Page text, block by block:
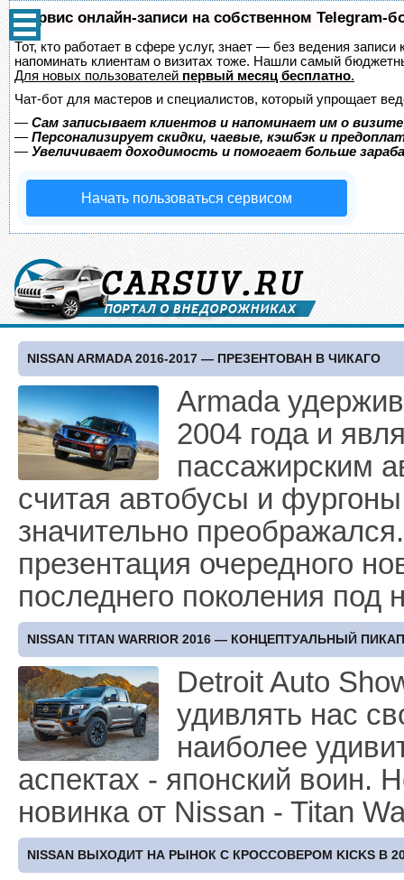
Сервис онлайн-записи на собственном Telegram-
Тот, кто работает в сфере услуг, знает — без ведения
напоминать клиентам о визитах тоже. Нашли самый
Для новых пользователей первый месяц бесплатно.
Чат-бот для мастеров и специалистов, который упрощает
— Сам записывает клиентов и напоминает им о
— Персонализирует скидки, чаевые, кэшбэк и
— Увеличивает доходимость и помогает больше
Начать пользоваться сервисом
NISSAN ARMADA 2016-2017 — ПРЕЗЕНТОВАН В ЧИКАГО
Armada
2004 года и
пассажирским
считая автобусы и
значительно
презентация очередного
последнего поколения
NISSAN TITAN WARRIOR 2016 — КОНЦЕПТУАЛЬНЫЙ
Detroit Auto
удивлять нас
наиболее
аспектах - японский воин.
новинка от Nissan - Titan
NISSAN ВЫХОДИТ НА РЫНОК С КРОССОВЕРОМ KICKS В